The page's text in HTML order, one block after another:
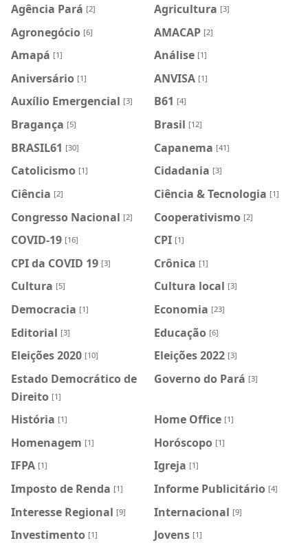
Agência Pará [2] Agricultura [3]
Agronegócio [6] AMACAP [2]
Amapá [1] Análise [1]
Aniversário [1] ANVISA [1]
Auxílio Emergencial [3] B61 [4]
Bragança [5] Brasil [12]
BRASIL61 [30] Capanema [41]
Catolicismo [1] Cidadania [3]
Ciência [2] Ciência & Tecnologia [1]
Congresso Nacional [2] Cooperativismo [2]
COVID-19 [16] CPI [1]
CPI da COVID 19 [3] Crônica [1]
Cultura [5] Cultura local [3]
Democracia [1] Economia [23]
Editorial [3] Educação [6]
Eleições 2020 [10] Eleições 2022 [3]
Estado Democrático de
Direito [1]
Governo do Pará [3]
História [1] Home Office [1]
Homenagem [1] Horóscopo [1]
IFPA [1] Igreja [1]
Imposto de Renda [1] Informe Publicitário [4]
Interesse Regional [9] Internacional [9]
Investimento [1] Jovens [1]